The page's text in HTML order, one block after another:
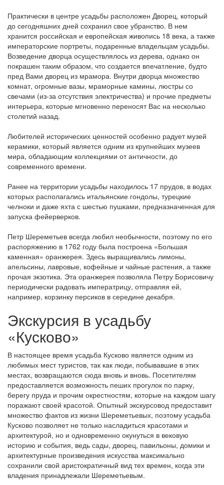
Практически в центре усадьбы расположен Дворец, который
до сегодняшних дней сохранил свое убранство. В нем
хранится российская и европейская живопись 18 века, а также
императорские портреты, подаренные владельцам усадьбы.
Возведение дворца осуществлялось из дерева, однако он
покрашен таким образом, что создается впечатление, будто
пред Вами дворец из мрамора. Внутри дворца множество
комнат, огромные вазы, мраморные камины, люстры со
свечами (из-за отсутствия электричества) и прочие предметы
интерьера, которые мгновенно переносят Вас на несколько
столетий назад.
Любителей исторических ценностей особенно радует музей
керамики, который является одним из крупнейших музеев
мира, обладающим коллекциями от античности, до
современного времени.
Ранее на территории усадьбы находилось 17 прудов, в водах
которых располагались итальянские гондолы, турецкие
челноки и даже яхта с шестью пушками, предназначенная для
запуска фейерверков.
Петр Шереметьев всегда любил необычности, поэтому по его
распоряжению в 1762 году была построена «Большая
каменная» оранжерея. Здесь выращивались лимоны,
апельсины, лавровые, кофейные и чайные растения, а также
прочая экзотика. Эта оранжерея позволяла Петру Борисовичу
периодически радовать императрицу, отправляя ей,
например, корзинку персиков в середине декабря.
Экскурсия в усадьбу
«Кусково»
В настоящее время усадьба Кусково является одним из
любимых мест туристов, так как люди, побывавшие в этих
местах, возвращаются сюда вновь и вновь. Посетителям
предоставляется возможность пеших прогулок по парку,
берегу пруда и прочим окрестностям, которые на каждом шагу
поражают своей красотой. Опытный экскурсовод предоставит
множество фактов из жизни Шереметьевых, поэтому усадьба
Кусково позволяет не только насладиться красотами и
архитектурой, но и одновременно окунуться в вековую
историю и события, ведь сады, дворец, павильоны, домики и
архитектурные произведения искусства максимально
сохранили свой аристократичный вид тех времен, когда эти
владения принадлежали Шереметьевым.